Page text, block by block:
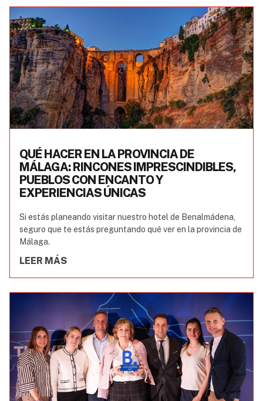
QUÉ HACER EN LA PROVINCIA DE
MÁLAGA: RINCONES IMPRESCINDIBLES,
PUEBLOS CON ENCANTO Y
EXPERIENCIAS ÚNICAS
Si estás planeando visitar nuestro hotel de Benalmádena,
seguro que te estás preguntando qué ver en la provincia de
Málaga.
LEER MÁS